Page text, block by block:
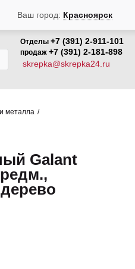
Ваш город: Красноярск
Отделы +7 (391) 2-911-101
продаж +7 (391) 2-181-898
skrepka@skrepka24.ru
металла
Galant